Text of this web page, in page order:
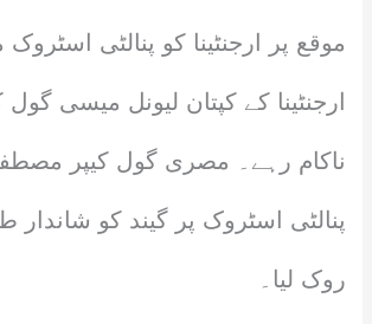
موقع پر ارجنٹینا کو پنالٹی اسٹروک
ارجنٹینا کے کپتان لیونل میسی
ناکام رہے۔ مصری گول کیپر
پنالٹی اسٹروک پر گیند کو
روک لیا۔